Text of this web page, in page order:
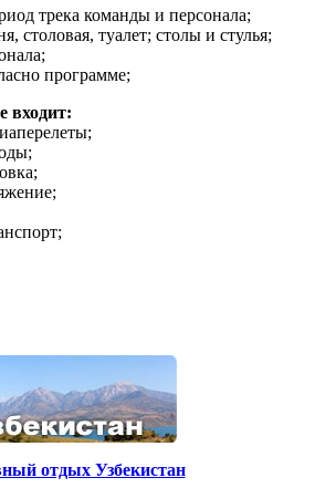
трека команды и персонала;
столовая, туалет; столы и стулья;
программе;
входит:
отдых Узбекистан